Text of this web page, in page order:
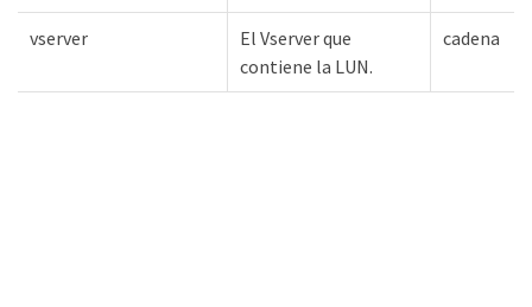
vserver
El Vserver que
contiene la LUN.
cadena